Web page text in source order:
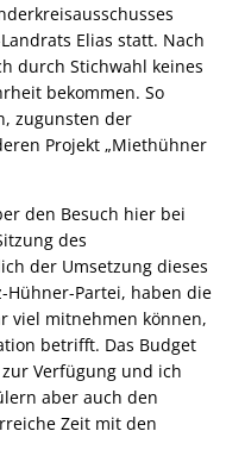
Elias statt. Nach
durch Stichwahl keines
bekommen. So
zugunsten der
Projekt „Miethühner
den Besuch hier bei
des
der Umsetzung dieses
Hühner-Partei, haben die
viel mitnehmen können,
betrifft. Das Budget
Verfügung und ich
aber auch den
Zeit mit den